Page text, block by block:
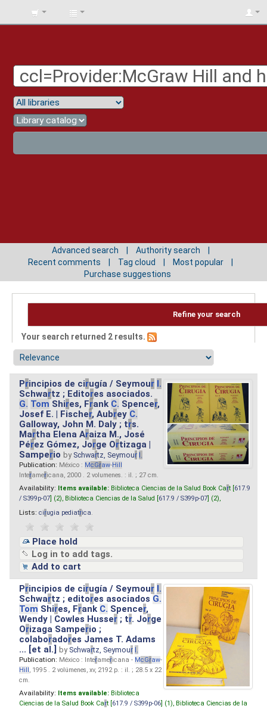
BIBLIOTECA
Advanced search
Authority search
Recent comments
Tag cloud
Most popular
Purchase suggestions
Refine your search
Your search returned 2 results.
Principios de cirugía / Seymour I.
Schwartz ; Editores asociados.
G. Tom Shires, Frank C. Spencer,
Josef E. | Fischer, Aubrey C.
Galloway, John M. Daly ; trs.
Martha Elena Araiza M., José
Pérez Gómez, Jorge Ortizaga |
Samperio by Schwartz, Seymour I.
Publication: México : McGraw-Hill
Interamericana, 2000 . 2 volumenes. : il. ; 27 cm.
Availability: Items available: Biblioteca Ciencias de la Salud Book Cart [ 617.9
/ S399p-07 ] (2), Biblioteca Ciencias de la Salud [ 617.9 / S399p-07 ] (2),
Lists: cirugia pediatrica
Place hold
Log in to add tags.
Add to cart
Principios de cirugía / Seymour I.
Schwartz ; editores asociados G.
Tom Shires, Frank C. Spencer,
Wendy | Cowles Husser ; tr. Jorge
Orizaga Samperio ;
colaboradores James T. Adams
... [et al.]by Schwartz, Seymour I.
Publication: México : Interamericana - McGraw-
Hill, 1995 . 2 volúmenes, xv, 2192 p. : il. ; 28.5 x 22
cm.
Availability: Items available: Biblioteca
Ciencias de la Salud Book Cart [ 617.9 / S399p-06 ] (1), Biblioteca Ciencias de la